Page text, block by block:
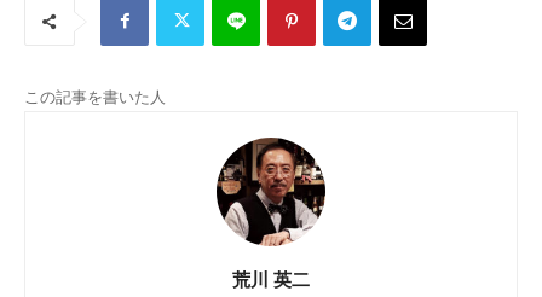
この記事を書いた人
荒川 英二